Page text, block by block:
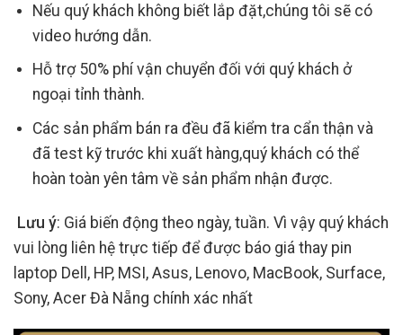
Nếu quý khách không biết lắp đặt,chúng tôi sẽ có
video hướng dẫn.
Hỗ trợ 50% phí vận chuyển đối với quý khách ở
ngoại tỉnh thành.
Các sản phẩm bán ra đều đã kiểm tra cẩn thận và
đã test kỹ trước khi xuất hàng,quý khách có thể
hoàn toàn yên tâm về sản phẩm nhận được.
Lưu ý: Giá biến động theo ngày, tuần. Vì vậy quý khách
vui lòng liên hệ trực tiếp để được báo giá thay pin
laptop Dell, HP, MSI, Asus, Lenovo, MacBook, Surface,
Sony, Acer Đà Nẵng chính xác nhất